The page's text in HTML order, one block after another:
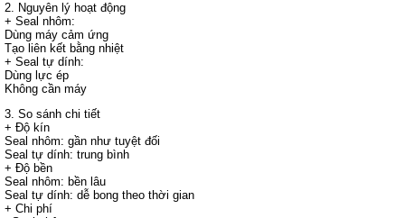
2. Nguyên lý hoạt động
+ Seal nhôm:
Dùng máy cảm ứng
Tạo liên kết bằng nhiệt
+ Seal tự dính:
Dùng lực ép
Không cần máy
3. So sánh chi tiết
+ Độ kín
Seal nhôm: gần như tuyệt đối
Seal tự dính: trung bình
+ Độ bền
Seal nhôm: bền lâu
Seal tự dính: dễ bong theo thời gian
+ Chi phí